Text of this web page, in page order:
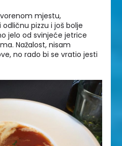
mjestu,
pizzu i još bolje
jelo od svinjeće jetrice
Nažalost, nisam
no rado bi se vratio jesti